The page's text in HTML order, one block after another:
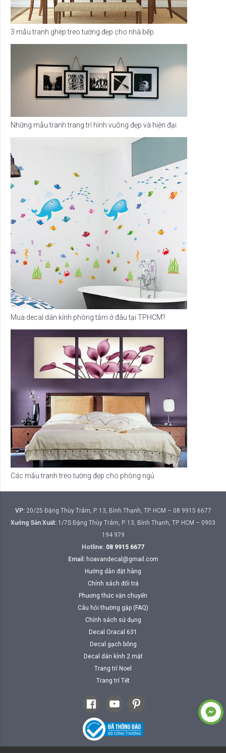
3 mẫu tranh ghép treo tường đẹp cho nhà bếp
Những mẫu tranh trang trí hình vuông đẹp và hiện đại
Mua decal dán kính phòng tắm ở đâu tại TPHCM?
Các mẫu tranh treo tường đẹp cho phòng ngủ
VP:20/25 Đặng Thùy Trâm, P. 13, Bình Thạnh, TP. HCM – 08 9915 6677
Xưởng Sản Xuất: 1/7S Đặng Thùy Trâm, P. 13, Bình Thạnh, TP. HCM – 0903
194 979
Hotline: 08 9915 6677
Email: hoavandecal@gmail.com
Hướng dẫn đặt hàng
Chính sách đổi trả
Phương thức vận chuyển
Câu hỏi thường gặp (FAQ)
Chính sách sử dụng
Decal Oracal 631
Decal gạch bông
Decal dán kính 2 mặt
Trang trí Noel
Trang trí Tết